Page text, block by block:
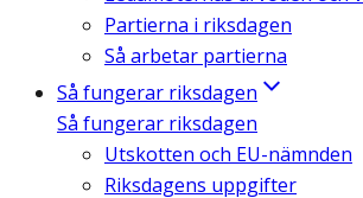
Partierna i riksdagen
Så arbetar partierna
Så fungerar riksdagen
Så fungerar riksdagen
Utskotten och EU-nämnden
Riksdagens uppgifter